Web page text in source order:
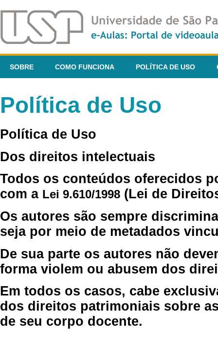
SOBRE COMO FUNCIONA POLÍTICA DE USO
Política de Uso
Política de Uso
Dos direitos intelectuais
Todos os conteúdos oferecidos
com a Lei 9.610/1998 (Lei de
Os autores são sempre
seja por meio de metadados
De sua parte os autores não
forma violem ou abusem dos
Em todos os casos, cabe
dos direitos patrimoniais sobre
de seu corpo docente.